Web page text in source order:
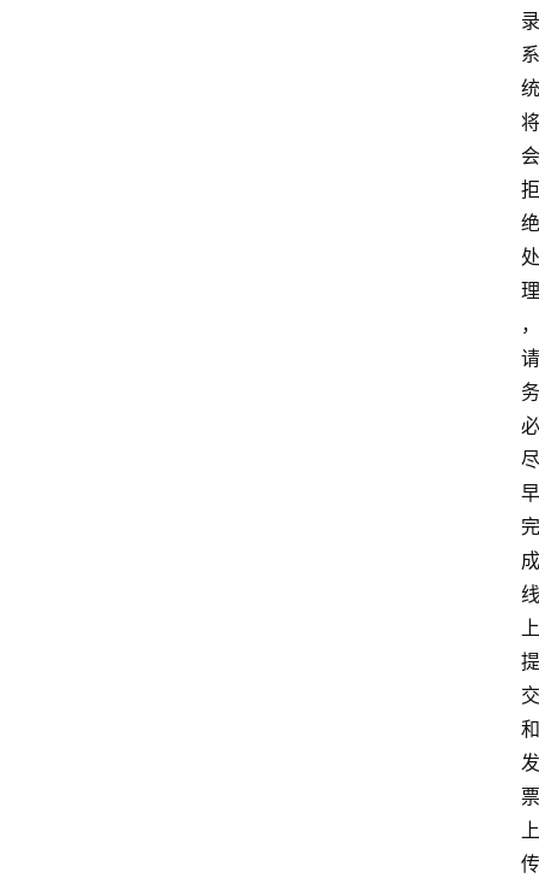
录
系
统
将
会
拒
绝
处
理
，
请
务
必
尽
早
完
成
线
上
提
交
和
发
票
上
传